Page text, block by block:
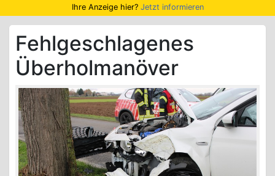
Ihre Anzeige hier? Jetzt informieren
Fehlgeschlagenes
Überholmanöver